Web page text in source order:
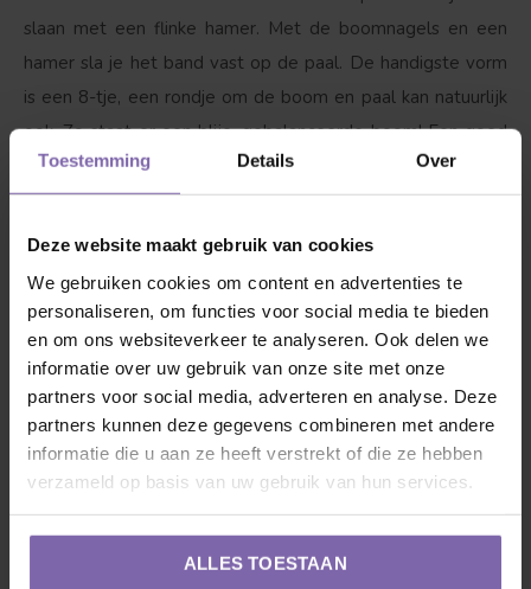
Toestemming Details Over
Deze website maakt gebruik van cookies
We gebruiken cookies om content en advertenties te
personaliseren, om functies voor social media te bieden
en om ons websiteverkeer te analyseren. Ook delen we
informatie over uw gebruik van onze site met onze
partners voor social media, adverteren en analyse. Deze
partners kunnen deze gegevens combineren met andere
informatie die u aan ze heeft verstrekt of die ze hebben
verzameld op basis van uw gebruik van hun services.
ALLES TOESTAAN
slaan met een flinke hamer. Met de boomnagels en een
hamer sla je het band vast op de paal. De handigste vorm
is een 8-tje, een rondje om de boom en paal kan natuurlijk
ook. Zo staat er een blije, gebalanceerde boom! Een goed
begin is het halve werk!
Goed om te weten
Bekijk hieronder de accessoires waar onze bomen blij van
worden. Wij zorgen voor een veilig transport voor jouw
boom, zodat deze niet beschadigd raakt. Liever de bomen
en boompalen eerst even in het 'echt' bekijken? Maak
kennis met ons concept:Discover your own tree. Omdat
we er zeker van willen zeker dat jij en je boom gaan
matchen staan we altijd voor je klaarom vragen te
beantwoorden!